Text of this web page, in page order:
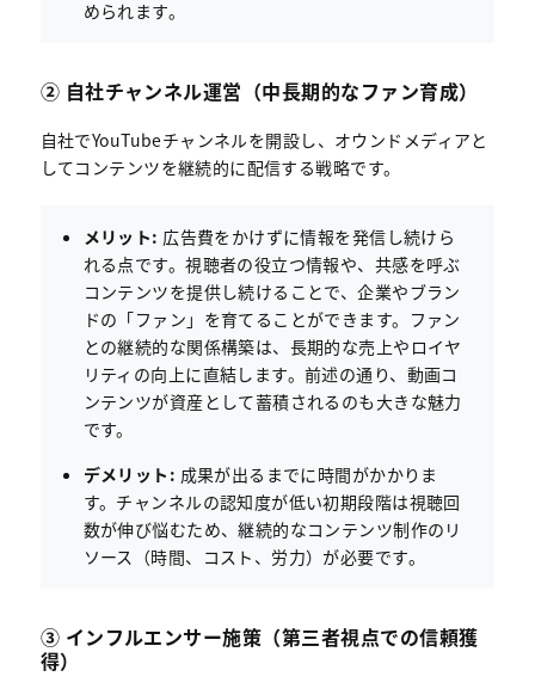
められます。
② 自社チャンネル運営（中長期的なファン育成）
自社でYouTubeチャンネルを開設し、オウンドメディアと
してコンテンツを継続的に配信する戦略です。
メリット: 広告費をかけずに情報を発信し続けら
れる点です。視聴者の役立つ情報や、共感を呼ぶ
コンテンツを提供し続けることで、企業やブラン
ドの「ファン」を育てることができます。ファン
との継続的な関係構築は、長期的な売上やロイヤ
リティの向上に直結します。前述の通り、動画コ
ンテンツが資産として蓄積されるのも大きな魅力
です。
デメリット: 成果が出るまでに時間がかかりま
す。チャンネルの認知度が低い初期段階は視聴回
数が伸び悩むため、継続的なコンテンツ制作のリ
ソース（時間、コスト、労力）が必要です。
③ インフルエンサー施策（第三者視点での信頼獲
得）